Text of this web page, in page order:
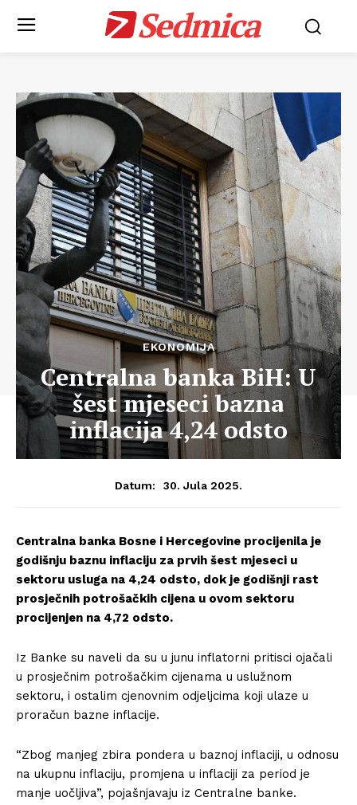
Sedmica
EKONOMIJA
Centralna banka BiH: U
šest mjeseci bazna
inflacija 4,24 odsto
Datum: 30. Jula 2025.
Centralna banka Bosne i Hercegovine procijenila je
godišnju baznu inflaciju za prvih šest mjeseci u
sektoru usluga na 4,24 odsto, dok je godišnji rast
prosječnih potrošačkih cijena u ovom sektoru
procijenjen na 4,72 odsto.
Iz Banke su naveli da su u junu inflatorni pritisci ojačali
u prosječnim potrošačkim cijenama u uslužnom
sektoru, i ostalim cjenovnim odjeljcima koji ulaze u
proračun bazne inflacije.
“Zbog manjeg zbira pondera u baznoj inflaciji, u odnosu
na ukupnu inflaciju, promjena u inflaciji za period je
manje uočljiva”, pojašnjavaju iz Centralne banke.